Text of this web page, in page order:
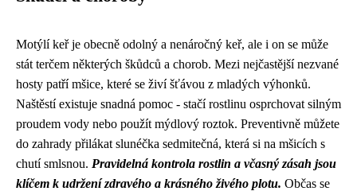
Motýlí keř je obecně odolný a nenáročný keř, ale i on se může
stát terčem některých škůdců a chorob. Mezi nejčastější nezvané
hosty patří mšice, které se živí šťávou z mladých výhonků.
Naštěstí existuje snadná pomoc - stačí rostlinu osprchovat silným
proudem vody nebo použít mýdlový roztok. Preventivně můžete
do zahrady přilákat slunéčka sedmitečná, která si na mšicích s
chutí smlsnou. Pravidelná kontrola rostlin a včasný zásah jsou
klíčem k udržení zdravého a krásného živého plotu. Občas se